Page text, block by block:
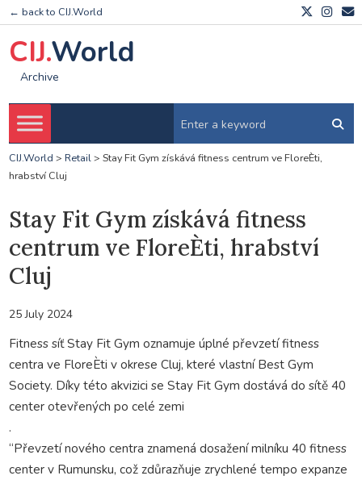
← back to CIJ.World
CIJ.World
Archive
CIJ.World > Retail> Stay Fit Gym získává fitness centrum ve FloreÈti,
hrabství Cluj
Stay Fit Gym získává fitness
centrum ve FloreÈti, hrabství
Cluj
25 July 2024
Fitness síť Stay Fit Gym oznamuje úplné převzetí fitness
centra ve FloreÈti v okrese Cluj, které vlastní Best Gym
Society. Díky této akvizici se Stay Fit Gym dostává do sítě 40
center otevřených po celé zemi
.
“Převzetí nového centra znamená dosažení milníku 40 fitness
center v Rumunsku, což zdůrazňuje zrychlené tempo expanze